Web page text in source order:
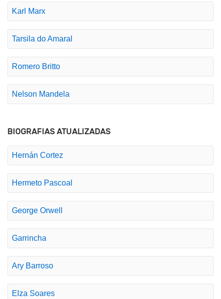
Karl Marx
Tarsila do Amaral
Romero Britto
Nelson Mandela
BIOGRAFIAS ATUALIZADAS
Hernán Cortez
Hermeto Pascoal
George Orwell
Garrincha
Ary Barroso
Elza Soares